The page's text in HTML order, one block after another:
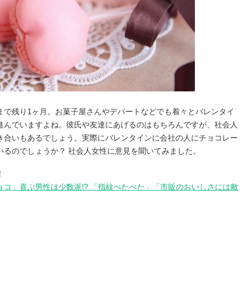
で残り1ヶ月。お菓子屋さんやデパートなどでも着々とバレンタイ
んでいますよね。彼氏や友達にあげるのはもちろんですが、社会人
合いもあるでしょう。実際にバレンタインに会社の人にチョコレー
るのでしょうか？ 社会人女性に意見を聞いてみました。
」喜ぶ男性は少数派!? 「指紋べたべた」「市販のおいしさには敵